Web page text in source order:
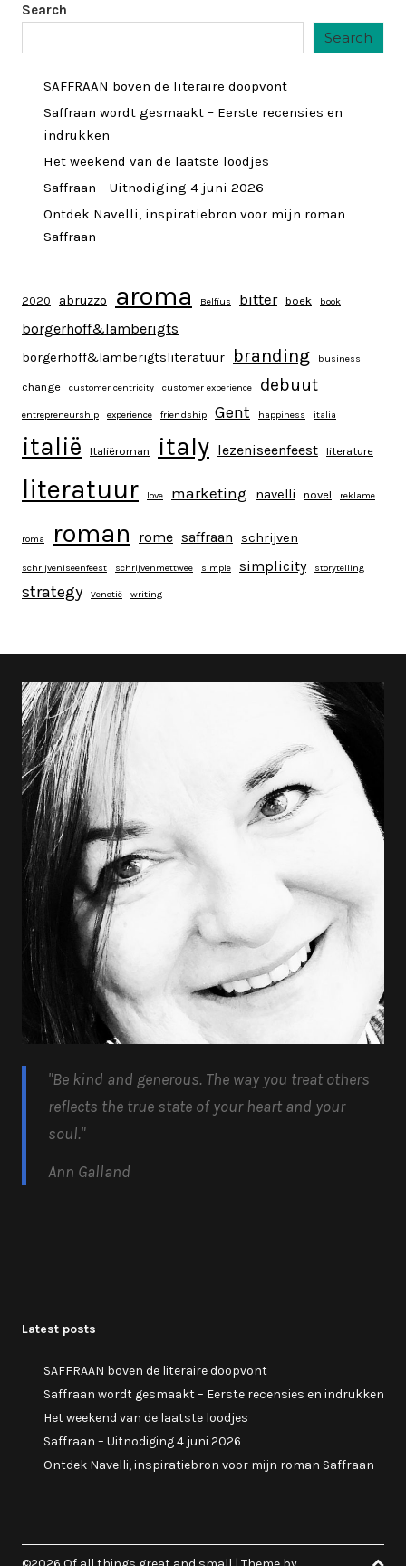
Search
Search
SAFFRAAN boven de literaire doopvont
Saffraan wordt gesmaakt – Eerste recensies en
indrukken
Het weekend van de laatste loodjes
Saffraan – Uitnodiging 4 juni 2026
Ontdek Navelli, inspiratiebron voor mijn roman
Saffraan
2020 abruzzo aroma Belfius bitter boek book
borgerhoff&lamberigts
borgerhoff&lamberigtsliteratuur branding business
change customer centricity customer experience debuut
entrepreneurship experience friendship Gent happiness italia
italië Italiëroman italy lezeniseenfeest literature
literatuur love marketing navelli novel reklame
roma roman rome saffraan schrijven
schrijveniseenfeest schrijvenmettwee simple simplicity storytelling
strategy Venetië writing
"Be kind and generous. The way you treat others
reflects the true state of your heart and your
soul."
Ann Galland
Latest posts
SAFFRAAN boven de literaire doopvont
Saffraan wordt gesmaakt – Eerste recensies en indrukken
Het weekend van de laatste loodjes
Saffraan – Uitnodiging 4 juni 2026
Ontdek Navelli, inspiratiebron voor mijn roman Saffraan